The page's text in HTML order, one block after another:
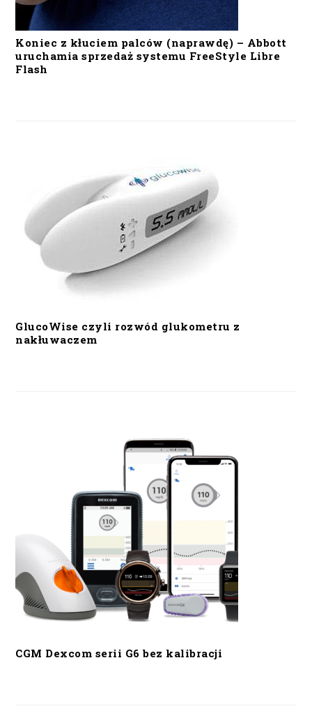
Koniec z kłuciem palców (naprawdę) – Abbott
uruchamia sprzedaż systemu FreeStyle Libre
Flash
GlucoWise czyli rozwód glukometru z
nakłuwaczem
CGM Dexcom serii G6 bez kalibracji